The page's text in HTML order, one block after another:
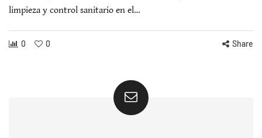
limpieza y control sanitario en el…
0 0 Share